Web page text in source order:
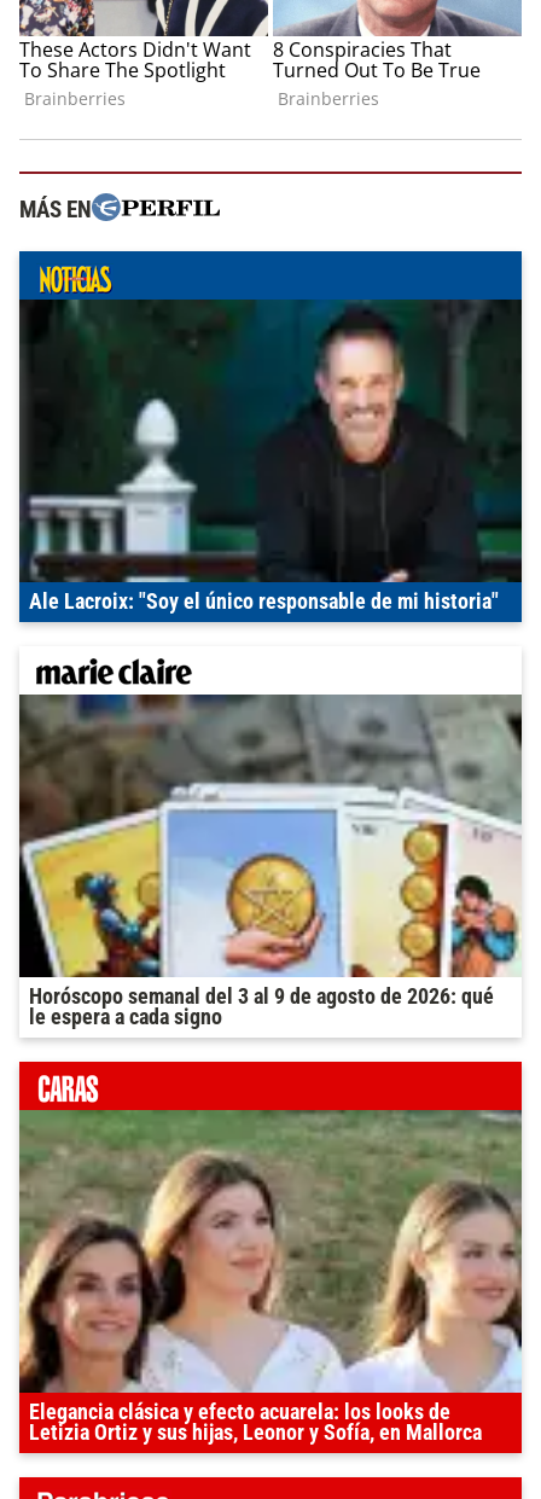
MÁS EN
Ale Lacroix: "Soy el único responsable de mi historia"
Horóscopo semanal del 3 al 9 de agosto de 2026: qué
le espera a cada signo
Elegancia clásica y efecto acuarela: los looks de
Letizia Ortiz y sus hijas, Leonor y Sofía, en Mallorca